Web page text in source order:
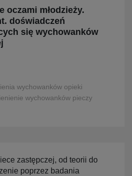
oczami młodzieży.
doświadczeń
się wychowanków
wychowanków opieki
wychowanków pieczy
zastępczej, od teorii do
poprzez badania